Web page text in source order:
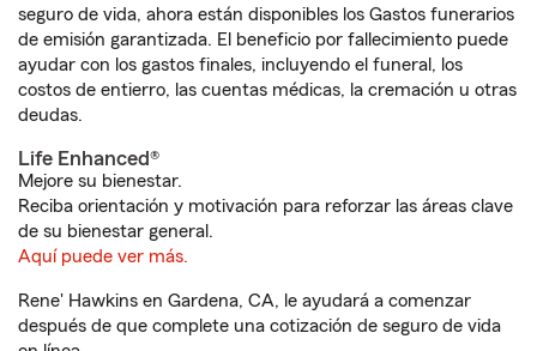
seguro de vida, ahora están disponibles los Gastos funerarios
de emisión garantizada. El beneficio por fallecimiento puede
ayudar con los gastos finales, incluyendo el funeral, los
costos de entierro, las cuentas médicas, la cremación u otras
deudas.
Life Enhanced®
Mejore su bienestar.
Reciba orientación y motivación para reforzar las áreas clave
de su bienestar general.
Aquí puede ver más.
Rene' Hawkins en Gardena, CA, le ayudará a comenzar
después de que complete una cotización de seguro de vida